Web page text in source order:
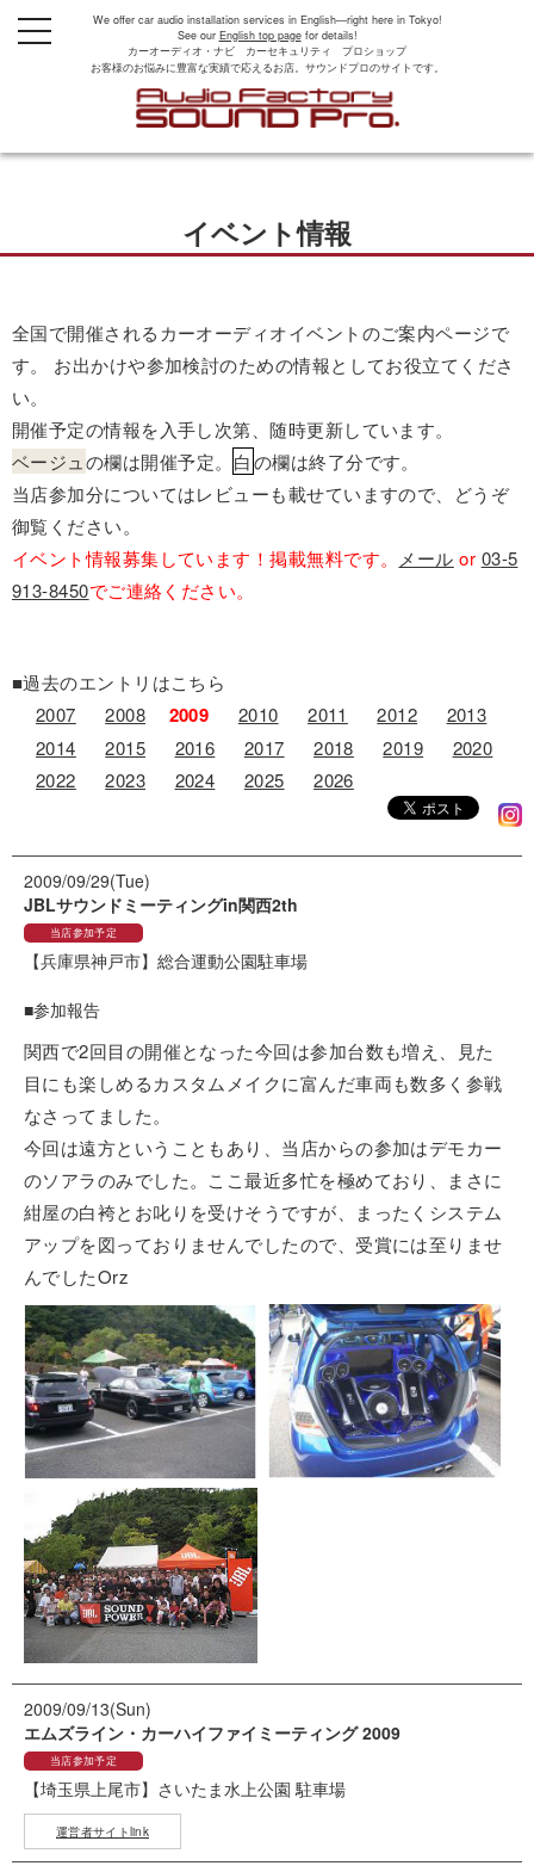
We offer car audio installation services in English—right here in Tokyo!
See our English top pagefor details!
カーオーディオ・ナビ カーセキュリティ プロショップ
お客様のお悩みに豊富な実績で応えるお店。サウンドプロのサイトです。
t
o
a
i
イベント情報
全国で開催されるカーオーディオイベントのご案内ページで
す。 お出かけや参加検討のための情報としてお役立てくださ
い。
開催予定の情報を入手し次第、随時更新しています。
ベージュ の欄は開催予定。 白の欄は終了分です。
当店参加分についてはレビューも載せていますので、どうぞ
御覧ください。
イベント情報募集しています！掲載無料です。
メール or 03-5
913-8450でご連絡ください。
■過去のエントリはこちら
2007
2008 2009 2010 2011 2012
2013
2014
2015 2016 2017 2018 2019
2020
2022
2023 2024 2025 2026
2009/09/29(Tue)
JBLサウンドミーティングin関西2th
当店参加予定
【兵庫県神戸市】 総合運動公園駐車場
■参加報告
関西で2回目の開催となった今回は参加台数も増え、見た
目にも楽しめるカスタムメイクに富んだ車両も数多く参戦
なさってました。
今回は遠方ということもあり、当店からの参加はデモカー
のソアラのみでした。ここ最近多忙を極めており、まさに
紺屋の白袴とお叱りを受けそうですが、まったくシステム
アップを図っておりませんでしたので、受賞には至りませ
んでしたOrz
2009/09/13(Sun)
エムズライン・カーハイファイミーティング 2009
当店参加予定
【埼玉県上尾市】 さいたま水上公園 駐車場
運営者サイトlink